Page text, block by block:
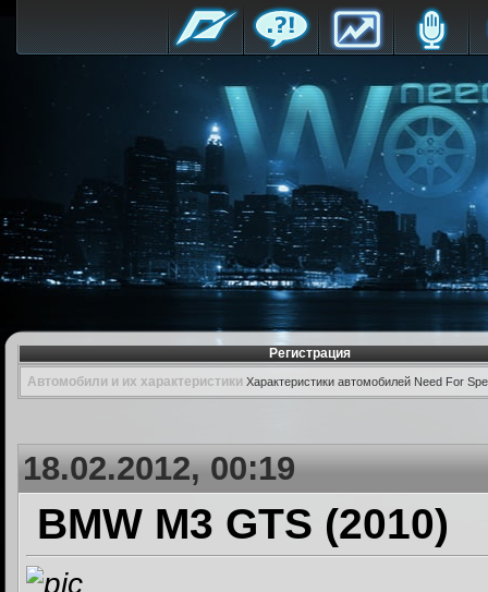
Регистрация
Автомобили и их характеристики Характеристики автомобилей Need For
18.02.2012, 00:19
BMW M3 GTS (2010)